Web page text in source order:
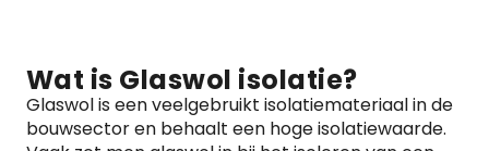
Wat is Glaswol isolatie?
Glaswol is een veelgebruikt isolatiemateriaal in de
bouwsector en behaalt een hoge isolatiewaarde.